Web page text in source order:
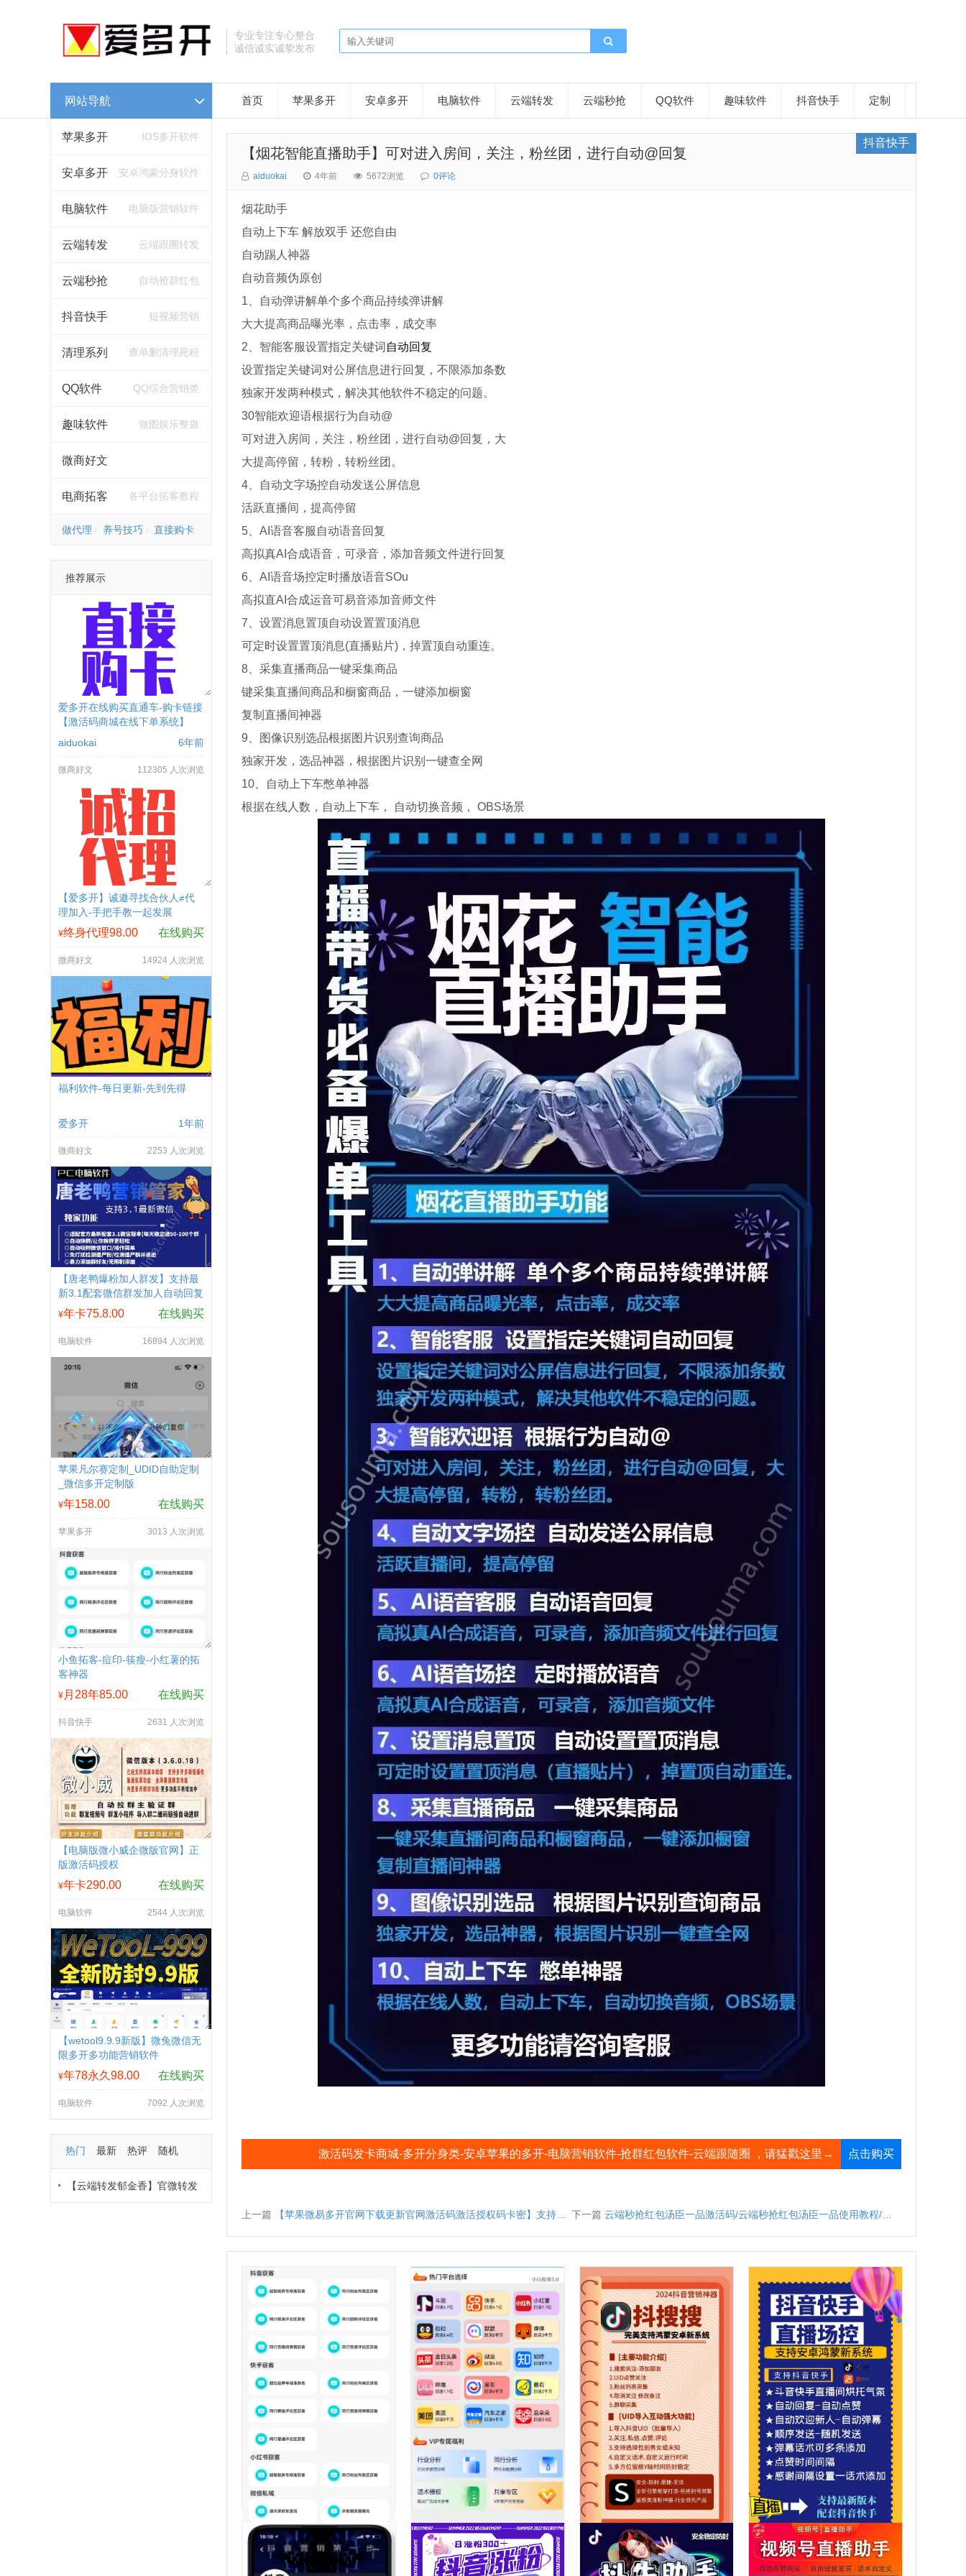
专业专注专心整合
诚信诚实诚挚发布
网站导航
苹果多开 IOS多开软件
安卓多开 安卓鸿蒙分身软件
电脑软件 电脑版营销软件
云端转发 云端跟圈转发
云端秒抢 自动抢群红包
抖音快手 短视频营销
清理系列 查单删清理死粉
QQ软件 QQ综合营销类
趣味软件 做图娱乐整蛊
微商好文
电商拓客 各平台拓客教程
做代理 养号技巧 直接购卡
推荐展示
爱多开在线购买直通车-购卡链接
【激活码商城在线下单系统】
aiduokai
6年前
微商好文 112305 人次浏览
【爱多开】诚邀寻找合伙人≠代
理加入-手把手教一起发展
¥终身代理98.00 在线购买
微商好文 14924 人次浏览
福利软件-每日更新-先到先得
爱多开 1年前
微商好文 2253 人次浏览
【唐老鸭爆粉加人群发】支持最
新3.1配套微信群发加人自动回复
拉群换群
¥年卡75.8.00 在线购买
电脑软件 16894 人次浏览
苹果凡尔赛定制_UDID自助定制
_微信多开定制版
¥年158.00 在线购买
苹果多开 3013 人次浏览
小鱼拓客-痘印-筷瘦-小红薯的拓
客神器
¥月28年85.00 在线购买
抖音快手 2631 人次浏览
【电脑版微小威企微版官网】正
版激活码授权
¥年卡290.00 在线购买
电脑软件 2544 人次浏览
【wetool9.9.9新版】微兔微信无
限多开多功能营销软件
¥年78永久98.00 在线购买
电脑软件 7092 人次浏览
热门 最新 热评 随机
【云端转发郁金香】官微转发
转发朋友圈-支持多模式登录
首页 苹果多开 安卓多开 电脑软件 云端转发 云端秒抢 QQ软件 趣味软件 抖音快手 定制
【烟花智能直播助手】可对进入房间，关注，粉丝团，进行自动@回复
抖音快手
aiduokai 4年前 5672浏览 0评论
烟花助手
自动上下车 解放双手 还您自由
自动踢人神器
自动音频伪原创
1、自动弹讲解单个多个商品持续弹讲解
大大提高商品曝光率，点击率，成交率
2、智能客服设置指定关键词 自动回复
设置指定关键词对公屏信息进行回复，不限添加条数
独家开发两种模式，解决其他软件不稳定的问题。
30智能欢迎语根据行为自动@
可对进入房间，关注，粉丝团，进行自动@回复，大
大提高停留，转粉，转粉丝团。
4、自动文字场控自动发送公屏信息
活跃直播间，提高停留
5、AI语音客服自动语音回复
高拟真AI合成语音，可录音，添加音频文件进行回复
6、AI语音场控定时播放语音SOu
高拟直AI合成运音可易音添加音师文件
7、设置消息置顶自动设置置顶消息
可定时设置置顶消息(直播贴片)，掉置顶自动重连。
8、采集直播商品一键采集商品
键采集直播间商品和橱窗商品，一键添加橱窗
复制直播间神器
9、图像识别选品根据图片识别查询商品
独家开发，选品神器，根据图片识别一键查全网
10、自动上下车憋单神器
根据在线人数，自动上下车， 自动切换音频， OBS场景
激活码发卡商城-多开分身类-安卓苹果的多开-电脑营销软件-抢群红包软件-云端跟随圈 ，请猛戳这里→ 点击购买
上一篇 【苹果微易多开官网下载更新官网激活码激活授权码卡密】支持最新ios16系统《虚拟定位抢红包》微信多开 下一篇 云端秒抢红包汤臣一品激活码/云端秒抢红包汤臣一品使用教程/云端秒抢红包汤臣一品怎么设置
小鱼拓客-痘印-筷瘦-小红薯的
拓客神器
月28年85.00
抖音快手
【小白拓客】多平台引流神器-
支持安卓鸿蒙系统
¥月65年128.00 在线购买
抖音快手 3042 人次浏览
抖搜搜抖音营销助手-全新测试
版上线
月38年98.00 在线购买
抖音快手 3180 人次浏览
【抖音快手直播间场控脚本】
支持安卓鸿蒙【2024新版】
¥年卡75.00 在线购买
抖音快手 3875 人次浏览